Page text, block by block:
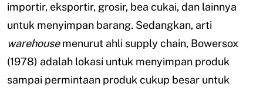
importir, eksportir, grosir, bea cukai, dan lainnya
untuk menyimpan barang. Sedangkan, arti
warehousemenurut ahli supply chain, Bowersox
(1978) adalah lokasi untuk menyimpan produk
sampai permintaan produk cukup besar untuk